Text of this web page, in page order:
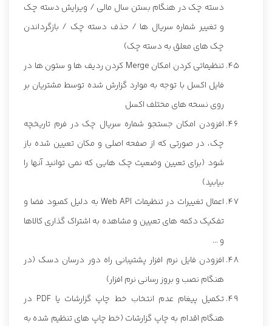
دسته چک در هنگام بستن سال مالی / ویرایش دسته چک
و تغییر شماره سریال ها / حذف دسته چک / بازگرداندن
چک های معلق به دسته چک)
تنظیماتی کردن امکان Merge کردن ردیف ها و ستون ها در
فایل اکسل با توجه به موارد گزارش شده توسط مشتریان بر
روی نسخه های مختلف اکسل
افزودن امکان جستجو شماره سریال چک در فرم تاریخچه
چک، در صورتی که از صفحه اصلی و مکان تعیین شده باز
شود (برای تعیین وضعیت چک هایی که نمی توانید آنها را
بیابید)
اعمال تغییرات در تنظیمات Web API به دلیل کمبود فضا و
تفکیک دکمه های تعیین و مشاهده به اشتراک گذاری کالاها
و ...
افزودن فایل نرم افزار پشتیبانی راه دور درسان دسک (در
هنگام نصب و بروز رسانی نرم افزار)
تکمیل پیغام عدم انتخاب خط چاپ گزارشات یا PDF در
هنگام اقدام به چاپ گزارشات (خط چاپ های تنظیم شده به